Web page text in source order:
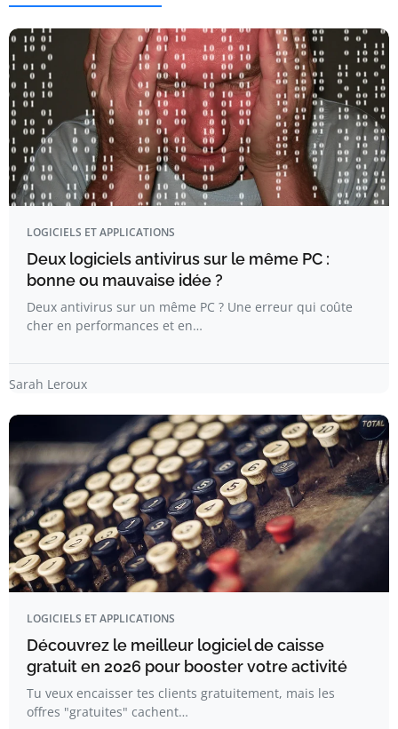
LOGICIELS ET APPLICATIONS
Deux logiciels antivirus sur le même PC :
bonne ou mauvaise idée ?
Deux antivirus sur un même PC ? Une erreur qui coûte
cher en performances et en…
Sarah Leroux
LOGICIELS ET APPLICATIONS
Découvrez le meilleur logiciel de caisse
gratuit en 2026 pour booster votre activité
Tu veux encaisser tes clients gratuitement, mais les
offres "gratuites" cachent…